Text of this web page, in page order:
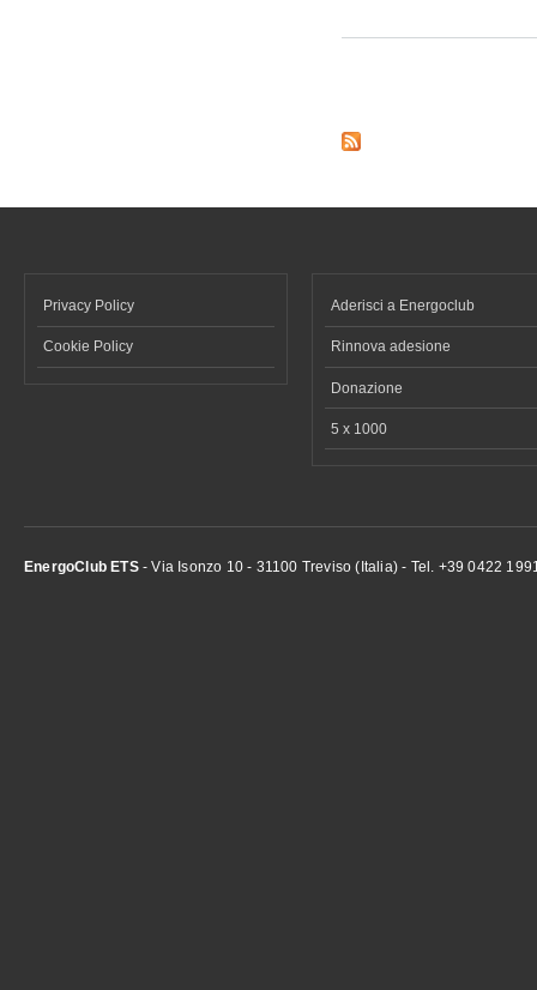
Privacy Policy
Cookie Policy
Aderisci a Energoclub
Rinnova adesione
Donazione
5 x 1000
EnergoClub ETS- Via Isonzo 10 - 31100 Treviso (Italia) - Tel. +39 0422